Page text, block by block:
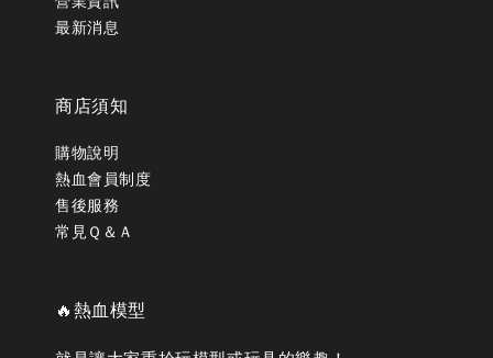
最新消息
商店須知
購物說明
熱血會員制度
售後服務
常見Ｑ＆Ａ
🔥熱血模型